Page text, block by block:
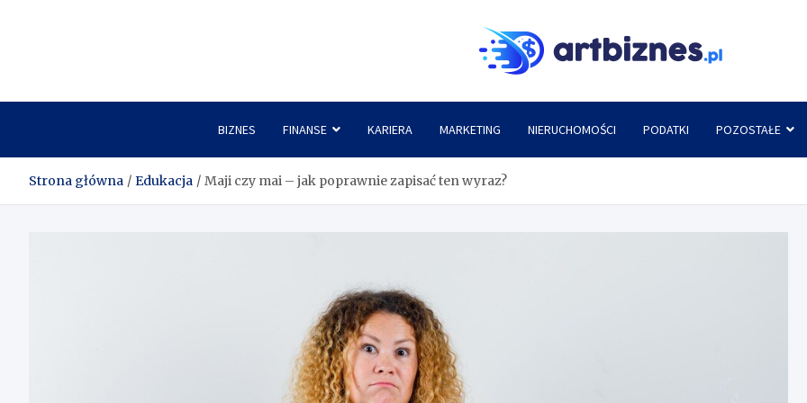
BIZNES FINANSE KARIERA MARKETING NIERUCHOMOŚCI PODATKI POZOSTAŁE
Strona główna Edukacja Maji czy mai – jak poprawnie zapisać ten wyraz?